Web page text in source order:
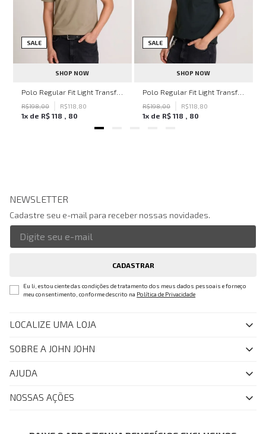
SALE
SHOP NOW
Polo Regular Fit Light Transfer Bege Médio John John Masculina
R$198,00 R$118 80
1x de R$ 118 80
SALE
SHOP NOW
Polo Regular Fit Light Transfer Verde Escuro John John Masculina
R$198,00 R$118 80
1x de R$ 118 80
NEWSLETTER
Cadastre seu e-mail para receber nossas novidades.
CADASTRAR
Eu li, estou ciente das condições de tratamento dos meus dados pessoais e forneço
meu consentimento, conforme descrito na Política de Privacidade
LOCALIZE UMA LOJA
SOBRE A JOHN JOHN
Quem Somos
John John Club
AJUDA
FAQ
NOSSAS AÇÕES